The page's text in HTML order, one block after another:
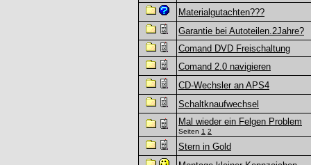
Materialgutachten???
Garantie bei Autoteilen.2Jahre?
Comand DVD Freischaltung
Comand 2.0 navigieren
CD-Wechsler an APS4
Schaltknaufwechsel
Mal wieder ein Felgen Problem
Seiten 1 2
Stern in Gold